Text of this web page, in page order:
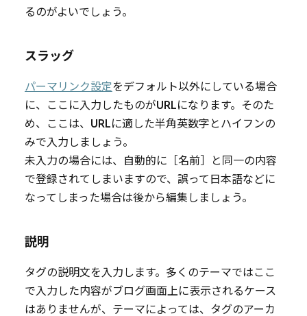
るのがよいでしょう。
スラッグ
パーマリンク設定をデフォルト以外にしている場合
に、ここに入力したものがURLになります。そのた
め、ここは、URLに適した半角英数字とハイフンの
みで入力しましょう。
未入力の場合には、自動的に［名前］と同一の内容
で登録されてしまいますので、誤って日本語などに
なってしまった場合は後から編集しましょう。
説明
タグの説明文を入力します。多くのテーマではここ
で入力した内容がブログ画面上に表示されるケース
はありませんが、テーマによっては、タグのアーカ